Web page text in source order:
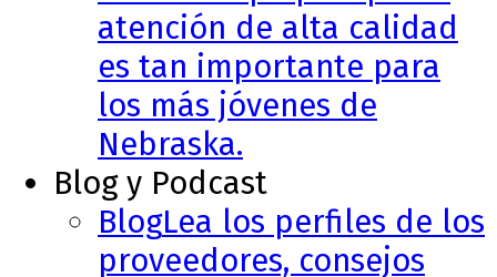
atención de alta calidad
es tan importante para
los más jóvenes de
Nebraska.
Blog y Podcast
BlogLea los perfiles de los
proveedores, consejos